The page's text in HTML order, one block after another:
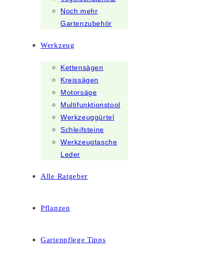
Noch mehr
Gartenzubehör
Werkzeug
Kettensägen
Kreissägen
Motorsäge
Multifunktionstool
Werkzeuggürtel
Schleifsteine
Werkzeugtasche
Leder
Alle Ratgeber
Pflanzen
Gartenpflege Tipps